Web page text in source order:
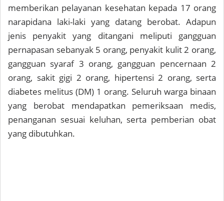
memberikan pelayanan kesehatan kepada 17 orang
narapidana laki-laki yang datang berobat. Adapun
jenis penyakit yang ditangani meliputi gangguan
pernapasan sebanyak 5 orang, penyakit kulit 2 orang,
gangguan syaraf 3 orang, gangguan pencernaan 2
orang, sakit gigi 2 orang, hipertensi 2 orang, serta
diabetes melitus (DM) 1 orang. Seluruh warga binaan
yang berobat mendapatkan pemeriksaan medis,
penanganan sesuai keluhan, serta pemberian obat
yang dibutuhkan.